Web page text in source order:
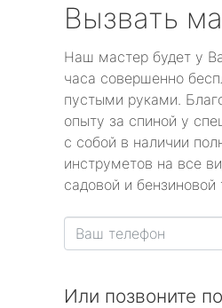
Вызвать
Наш мастер будет у
часа совершенно
пустыми руками.
опыту за спиной у
с собой в наличии
инструметов на все
садовой и бензиновой
Или позвоните